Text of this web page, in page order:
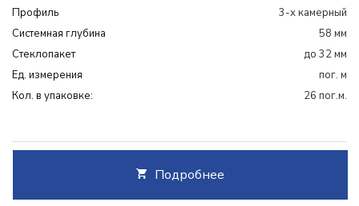
Профиль
3-х камерный
Системная глубина
58 мм
Cтеклопакет
до 32 мм
Ед. измерения
пог. м
Кол. в упаковке:
26 пог.м.
Подробнее